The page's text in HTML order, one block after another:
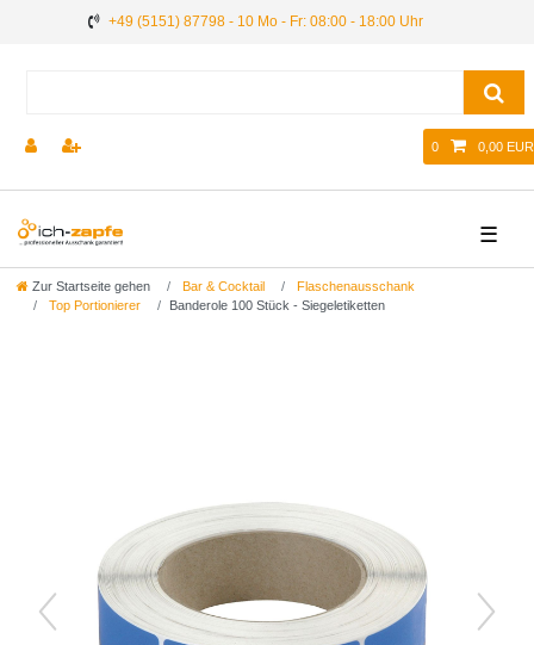
+49 (5151) 87798 - 10 Mo - Fr: 08:00 - 18:00 Uhr
0 0,00 EUR
☰
Zur Startseite gehen Bar & Cocktail
Flaschenausschank
Top Portionierer
Banderole 100 Stück - Siegeletiketten